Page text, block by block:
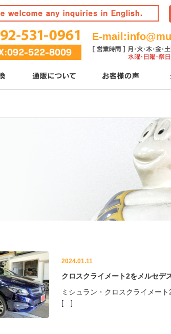
E-mail:
2024.01.11
クロスクライメート2をメルセデ
ミシュラン・クロスクライメー
[…]